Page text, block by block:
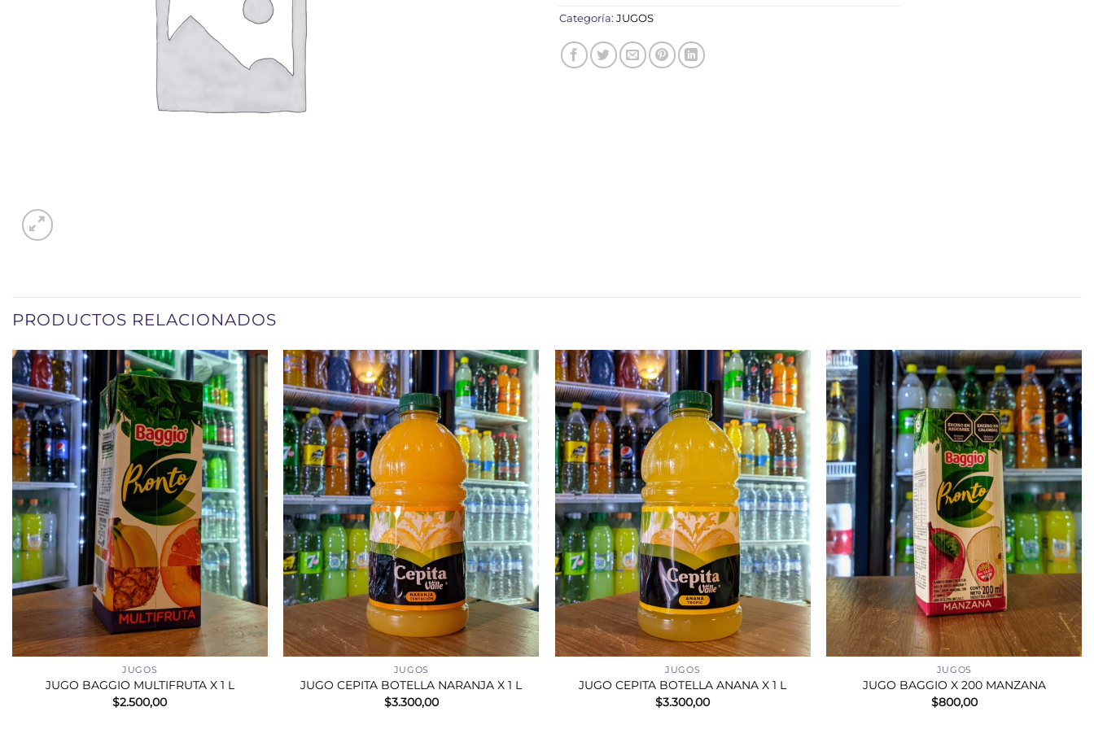
Categoría: JUGOS
PRODUCTOS RELACIONADOS
+
JUGOS
JUGO BAGGIO MULTIFRUTA X 1 L
$2.500,00
+
JUGOS
JUGO CEPITA BOTELLA NARANJA X 1 L
$3.300,00
+
JUGOS
JUGO CEPITA BOTELLA ANANA X 1 L
$3.300,00
+
JUGOS
JUGO BAGGIO X 200 MANZANA
$800,00